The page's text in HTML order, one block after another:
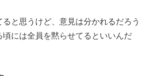
ると思うけど、意見は分かれるだろう
頃には全員を黙らせてるといいんだ